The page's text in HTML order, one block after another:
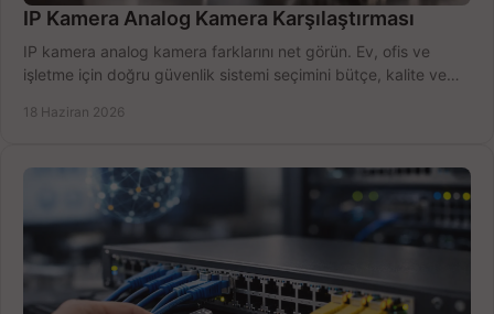
IP Kamera Analog Kamera Karşılaştırması
IP kamera analog kamera farklarını net görün. Ev, ofis ve
işletme için doğru güvenlik sistemi seçimini bütçe, kalite ve
18 Haziran 2026